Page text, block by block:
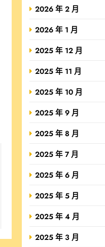
2026 年 2 月
2026 年 1 月
2025 年 12 月
2025 年 11 月
2025 年 10 月
2025 年 9 月
2025 年 8 月
2025 年 7 月
2025 年 6 月
2025 年 5 月
2025 年 4 月
2025 年 3 月